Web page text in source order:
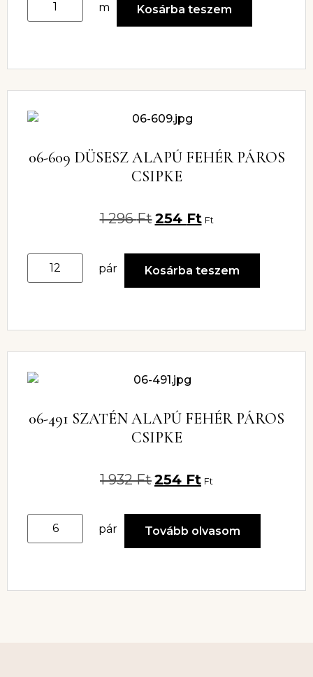
m Kosárba teszem
06-609 DÜSESZ ALAPÚ FEHÉR PÁROS
CSIPKE
1 296Ft254 Ft Ft
pár Kosárba teszem
06-491 SZATÉN ALAPÚ FEHÉR PÁROS
CSIPKE
1 932Ft254 Ft Ft
pár Tovább olvasom